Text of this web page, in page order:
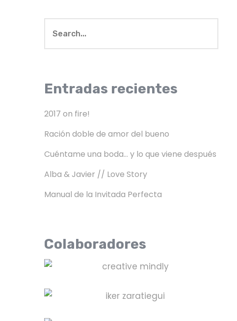
Entradas recientes
2017 on fire!
Ración doble de amor del bueno
Cuéntame una boda… y lo que viene después
Alba & Javier // Love Story
Manual de la Invitada Perfecta
Colaboradores